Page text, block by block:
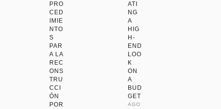
PRO
CED
IMIE
NTO
S
PAR
A LA
REC
ONS
TRU
CCI
ÓN
POR
ATI
NG
A
HIG
H-
END
LOO
K
ON
A
BUD
GET
AGO